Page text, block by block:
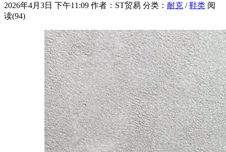
2026年4月3日 下午11:09 作者：ST贸易 分类： 耐克 /鞋类 阅
读(94)